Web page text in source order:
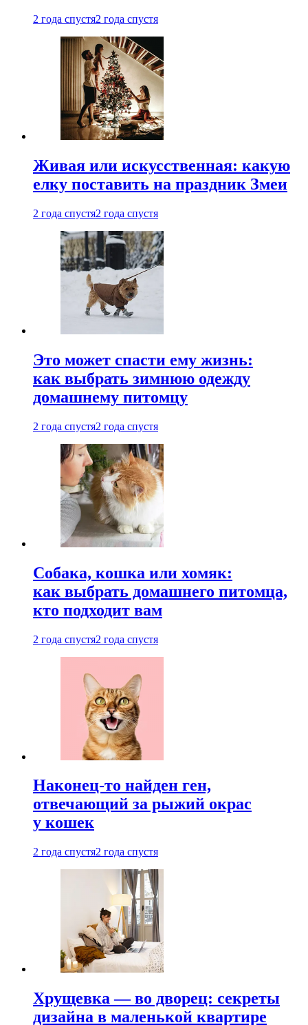
2 года спустя2 года спустя
Живая или искусственная: какую
елку поставить на праздник Змеи
2 года спустя2 года спустя
Это может спасти ему жизнь:
как выбрать зимнюю одежду
домашнему питомцу
2 года спустя2 года спустя
Собака, кошка или хомяк:
как выбрать домашнего питомца,
кто подходит вам
2 года спустя2 года спустя
Наконец-то найден ген,
отвечающий за рыжий окрас
у кошек
2 года спустя2 года спустя
Хрущевка — во дворец: секреты
дизайна в маленькой квартире